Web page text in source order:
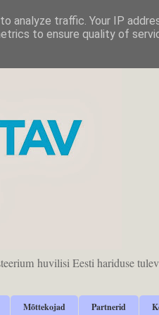
huvilisi Eesti hariduse
Mõttekojad Partnerid
analyze traffic. Your IP
to ensure quality of